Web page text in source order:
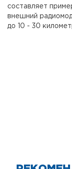
составляет
внешний
до 10 - 30